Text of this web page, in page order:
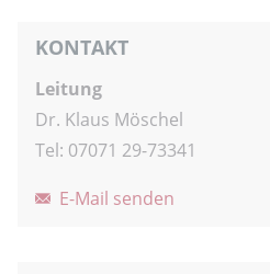
KONTAKT
Leitung
Dr. Klaus Möschel
Tel: 07071 29-73341
E-Mail senden